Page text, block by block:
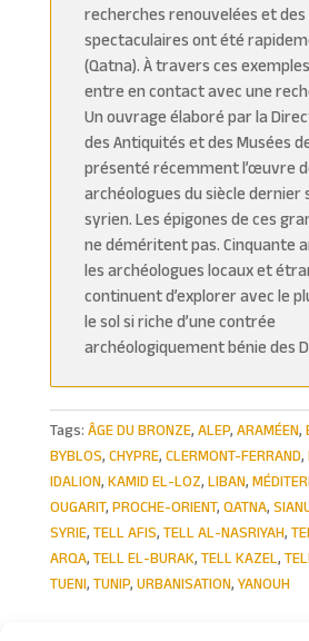
recherches renouvelées et
spectaculaires ont été
(Qatna). À travers ces
entre en contact avec une
Un ouvrage élaboré par la
des Antiquités et des Musées
présenté récemment l’œuvre
archéologues du siècle
syrien. Les épigones de ces
ne déméritent pas. Cinquante
les archéologues locaux et
continuent d’explorer avec le
le sol si riche d’une contrée
archéologiquement bénie des
Tags: ÂGE DU BRONZE, ALEP, ARAMÉEN,
BYBLOS, CHYPRE, CLERMONT-FERRAND,
IDALION, KAMID EL-LOZ, LIBAN,
OUGARIT, PROCHE-ORIENT, QATNA,
SYRIE, TELL AFIS, TELL AL-NASRIYAH,
ARQA, TELL EL-BURAK, TELL KAZEL,
TUENI, TUNIP, URBANISATION, YANOUH